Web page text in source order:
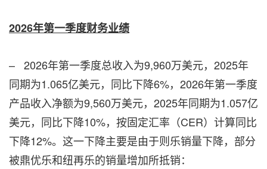
2026年第一季度财务业绩
– 2026年第一季度总收入为9,960万美元，2025年
同期为1.065亿美元，同比下降6%，2026年第一季度
产品收入净额为9,560万美元，2025年同期为1.057亿
美元，同比下降10%，按固定汇率（CER）计算同比
下降12%。这一下降主要是由于则乐销量下降，部分
被鼎优乐和纽再乐的销量增加所抵销：